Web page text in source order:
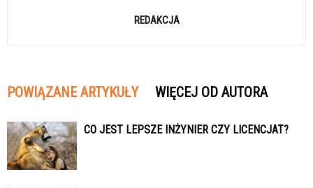
REDAKCJA
POWIĄZANE ARTYKUŁY WIĘCEJ OD AUTORA
CO JEST LEPSZE INŻYNIER CZY LICENCJAT?